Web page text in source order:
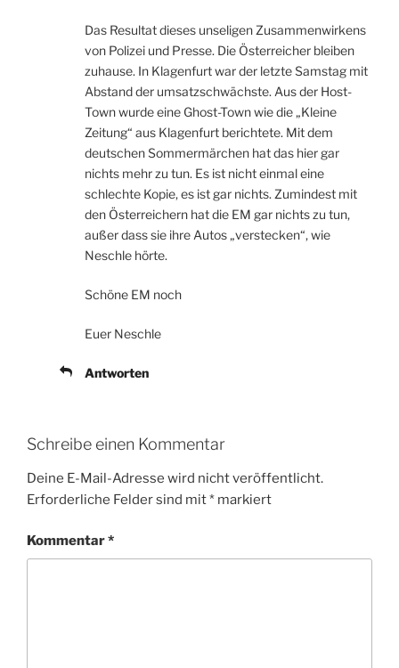
Das Resultat dieses unseligen Zusammenwirkens
von Polizei und Presse. Die Österreicher bleiben
zuhause. In Klagenfurt war der letzte Samstag mit
Abstand der umsatzschwächste. Aus der Host-
Town wurde eine Ghost-Town wie die „Kleine
Zeitung“ aus Klagenfurt berichtete. Mit dem
deutschen Sommermärchen hat das hier gar
nichts mehr zu tun. Es ist nicht einmal eine
schlechte Kopie, es ist gar nichts. Zumindest mit
den Österreichern hat die EM gar nichts zu tun,
außer dass sie ihre Autos „verstecken“, wie
Neschle hörte.
Schöne EM noch
Euer Neschle
Antworten
Schreibe einen Kommentar
Deine E-Mail-Adresse wird nicht veröffentlicht.
Erforderliche Felder sind mit* markiert
Kommentar*